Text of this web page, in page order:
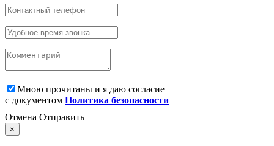
Мною прочитаны и я даю согласие
с документом Политика безопасности
Отмена Отправить
×